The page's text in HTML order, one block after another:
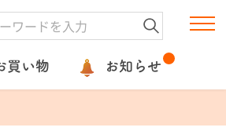
買い物 お知らせ